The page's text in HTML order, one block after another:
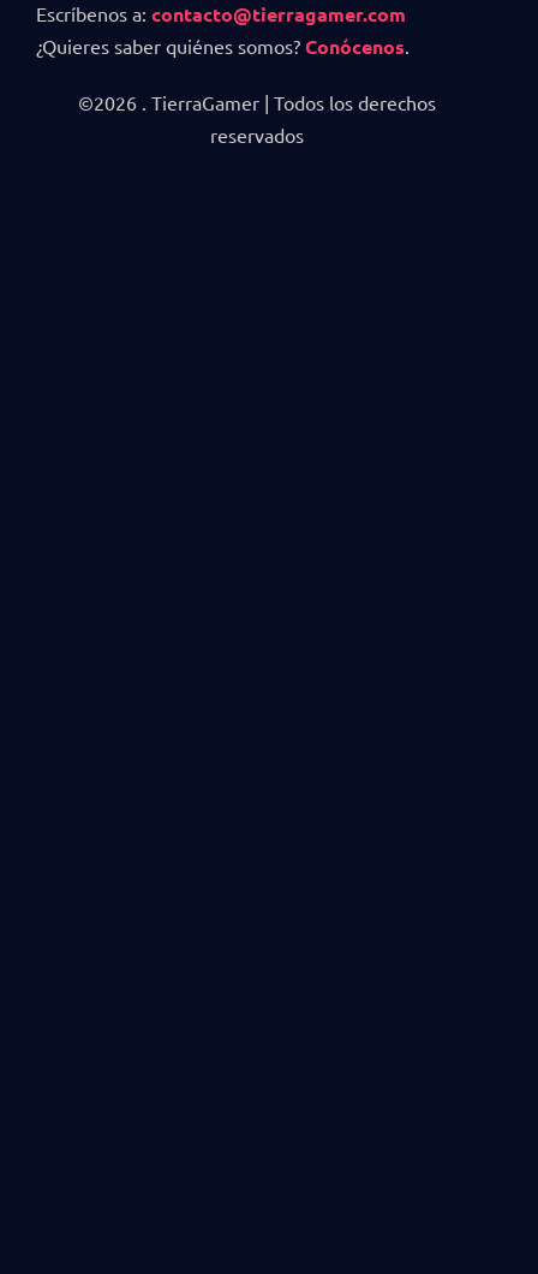
Escríbenos a: contacto@tierragamer.com
¿Quieres saber quiénes somos? Conócenos.
©2026 . TierraGamer | Todos los derechos
reservados